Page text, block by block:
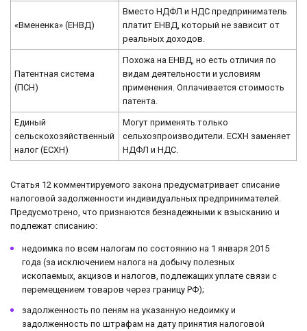
«Вмененка» (ЕНВД)
Вместо НДФЛ и НДС предприниматель
платит ЕНВД, который не зависит от
реальных доходов.
Патентная система
(ПСН)
Похожа на ЕНВД, но есть отличия по
видам деятельности и условиям
применения. Оплачивается стоимость
патента.
Единый
сельскохозяйственный
налог (ЕСХН)
Могут применять только
сельхозпроизводители. ЕСХН заменяет
НДФЛ и НДС.
Статья 12 комментируемого закона предусматривает списание
налоговой задолженности индивидуальных предпринимателей.
Предусмотрено, что признаются безнадежными к взысканию и
подлежат списанию:
недоимка по всем налогам по состоянию на 1 января 2015
года (за исключением налога на добычу полезных
ископаемых, акцизов и налогов, подлежащих уплате связи с
перемещением товаров через границу РФ);
задолженность по пеням на указанную недоимку и
задолженность по штрафам на дату принятия налоговой